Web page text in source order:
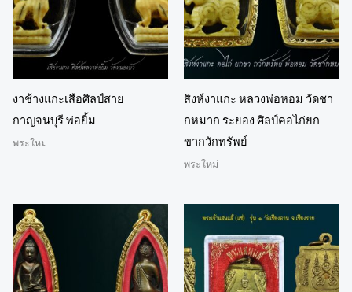
งาช้างแกะเสือศิลป์สาย
กาญจนบุรี พ่อยิ้ม
พระใหม่
สิงห์งาแกะ หลวงพ่อหอม วัดชา
กหมาก ระยอง ศิลป์คอไก่ยก
ขากวักทรัพย์
พระใหม่